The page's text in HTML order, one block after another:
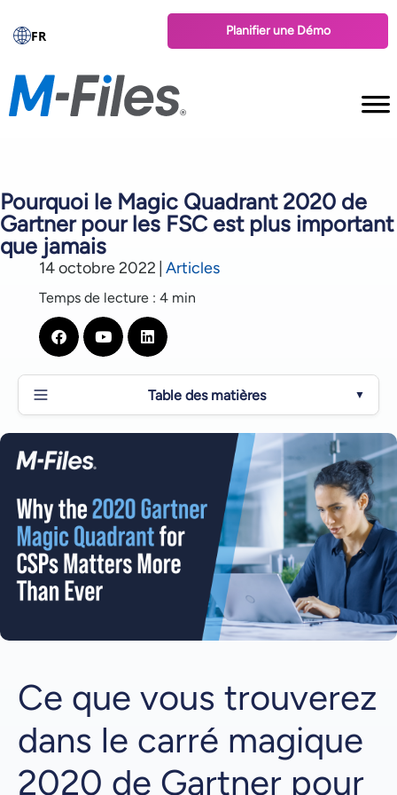
FR Planifier une Démo
Pourquoi le Magic Quadrant 2020 de
Gartner pour les FSC est plus important
que jamais
14 octobre 2022 Articles
Temps de lecture : 4 min
Table des matières ▼
Pourquoi l'édition 2020 du Gartner Magic Quadrant
pour les plateformes de services de contenu est-
elle très attendue ?
1 | La normalisation du travail à distance
2 | L'évolution des plateformes de services de
contenu
Obtenez votre exemplaire gratuit auprès de M-Files
Ce que vous trouverez
dans le carré magique
2020 de Gartner pour